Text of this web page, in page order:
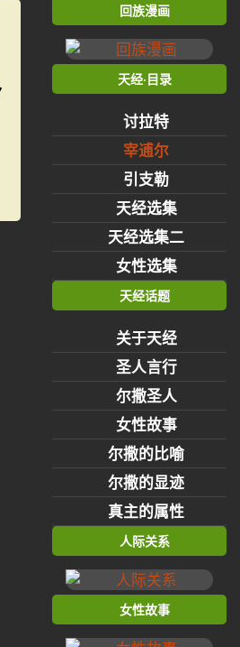
回族漫画
天经·目录
讨拉特
宰逋尔
引支勒
天经选集
天经选集二
女性选集
天经话题
关于天经
圣人言行
尔撒圣人
女性故事
尔撒的比喻
尔撒的显迹
真主的属性
人际关系
女性故事